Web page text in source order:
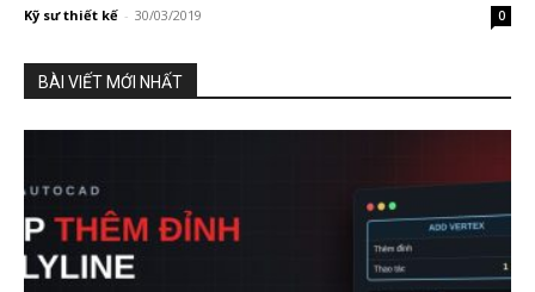
Kỹ sư thiết kế - 30/03/2019 0
BÀI VIẾT MỚI NHẤT